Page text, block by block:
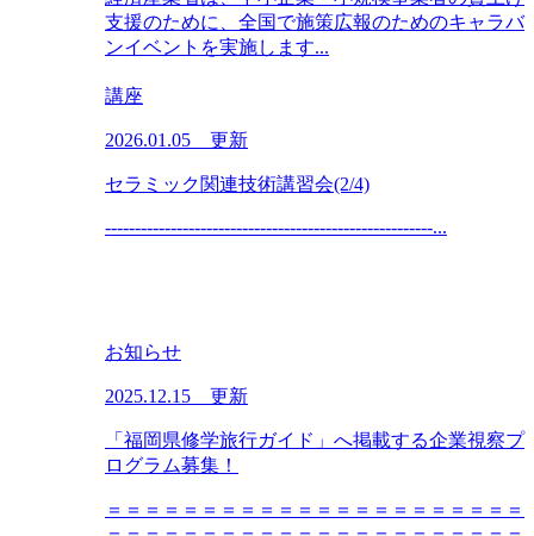
支援のために、全国で施策広報のためのキャラバ
ンイベントを実施します...
講座
2026.01.05 更新
セラミック関連技術講習会(2/4)
-------------------------------------------------------...
お知らせ
2025.12.15 更新
「福岡県修学旅行ガイド」へ掲載する企業視察プ
ログラム募集！
＝＝＝＝＝＝＝＝＝＝＝＝＝＝＝＝＝＝＝＝＝＝